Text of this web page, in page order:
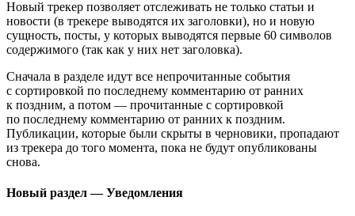
Новый трекер позволяет отслеживать не только статьи и
новости (в трекере выводятся их заголовки), но и новую
сущность, посты, у которых выводятся первые 60 символов
содержимого (так как у них нет заголовка).
Сначала в разделе идут все непрочитанные события
с сортировкой по последнему комментарию от ранних
к поздним, а потом — прочитанные с сортировкой
по последнему комментарию от ранних к поздним.
Публикации, которые были скрыты в черновики, пропадают
из трекера до того момента, пока не будут опубликованы
снова.
Новый раздел — Уведомления